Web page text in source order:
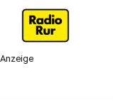
Anzeige